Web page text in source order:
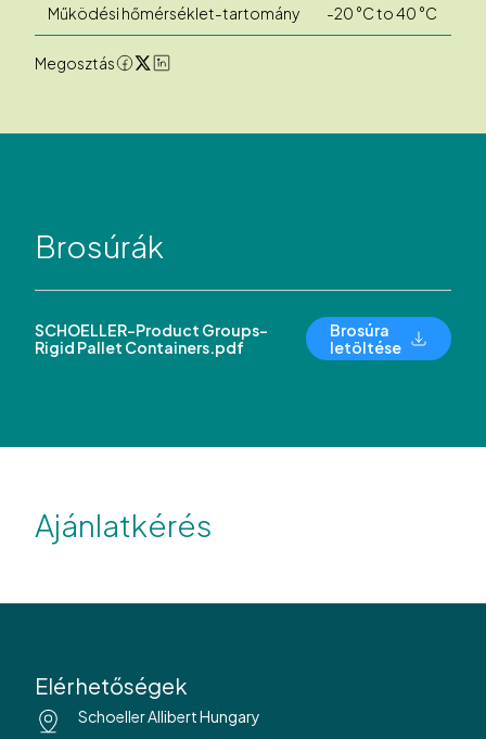
Működési hőmérséklet-tartomány -20 °C to 40 °C
Megosztás
Brosúrák
SCHOELLER-Product Groups-
Rigid Pallet Containers.pdf
Brosúra
letöltése
Ajánlatkérés
Elérhetőségek
Schoeller Allibert Hungary